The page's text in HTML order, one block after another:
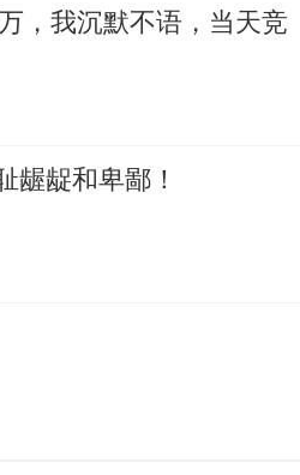
，我沉默不语，当天竞
龌龊和卑鄙！